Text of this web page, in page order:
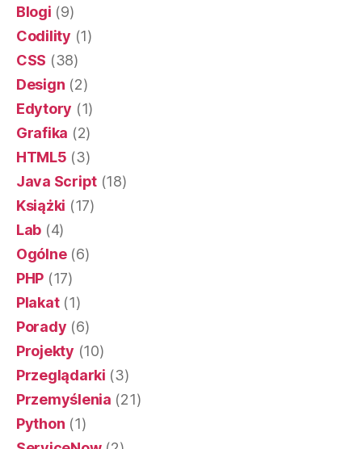
Blogi (9)
Codility (1)
CSS (38)
Design (2)
Edytory (1)
Grafika (2)
HTML5 (3)
Java Script (18)
Książki (17)
Lab (4)
Ogólne(6)
PHP (17)
Plakat(1)
Porady (6)
Projekty (10)
Przeglądarki (3)
Przemyślenia (21)
Python (1)